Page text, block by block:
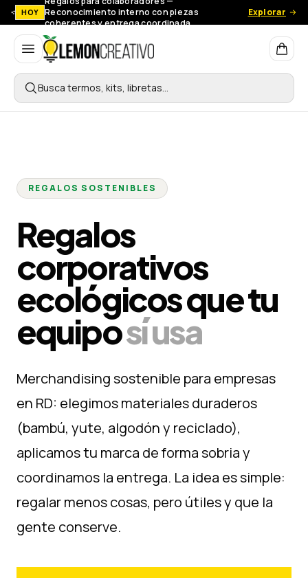
HOY
Reconocimiento interno con piezas
coherentes y entrega coordinada.
Explorar
Lemon Creativo
Busca termos, kits, libretas…
REGALOS SOSTENIBLES
Regalos
corporativos
ecológicos que tu
equiposí usa
Merchandising sostenible para empresas
en RD: elegimos materiales duraderos
(bambú, yute, algodón y reciclado),
aplicamos tu marca de forma sobria y
coordinamos la entrega. La idea es simple:
regalar menos cosas, pero útiles y que la
gente conserve.